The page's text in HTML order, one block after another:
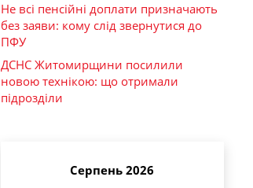
Не всі пенсійні доплати призначають
без заяви: кому слід звернутися до
ПФУ
ДСНС Житомирщини посилили
новою технікою: що отримали
підрозділи
Серпень 2026